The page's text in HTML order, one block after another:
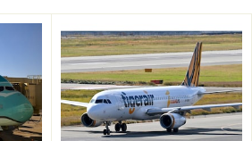
園」「アンネ・フランクの家」な
りが長時間こぐことなく楽しめるの
アムステルダム運河沿い、17～18
の中のサイクリングもおすすめで